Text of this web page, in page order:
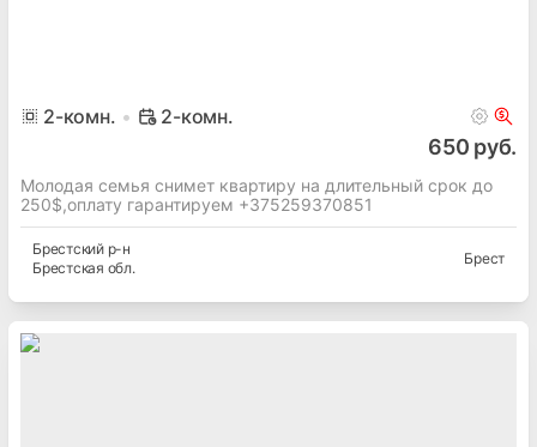
2-комн. 2-комн.
650 руб.
Молодая семья снимет квартиру на длительный срок до
250$,оплату гарантируем +375259370851
Брестскийр-н
Брестская обл.
Брест